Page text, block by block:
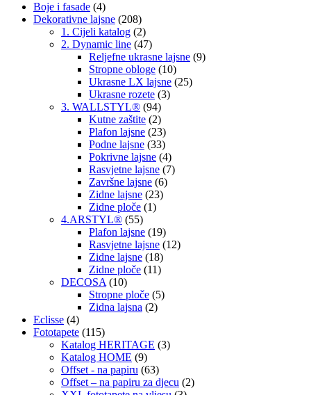
Boje i fasade (4)
Dekorativne lajsne (208)
1. Cijeli katalog (2)
2. Dynamic line (47)
Reljefne ukrasne lajsne (9)
Stropne obloge (10)
Ukrasne LX lajsne (25)
Ukrasne rozete (3)
3. WALLSTYL® (94)
Kutne zaštite (2)
Plafon lajsne (23)
Podne lajsne (33)
Pokrivne lajsne (4)
Rasvjetne lajsne (7)
Završne lajsne (6)
Zidne lajsne (23)
Zidne ploče (1)
4.ARSTYL® (55)
Plafon lajsne (19)
Rasvjetne lajsne (12)
Zidne lajsne (18)
Zidne ploče (11)
DECOSA (10)
Stropne ploče (5)
Zidna lajsna (2)
Eclisse (4)
Fototapete (115)
Katalog HERITAGE (3)
Katalog HOME (9)
Offset - na papiru (63)
Offset – na papiru za djecu (2)